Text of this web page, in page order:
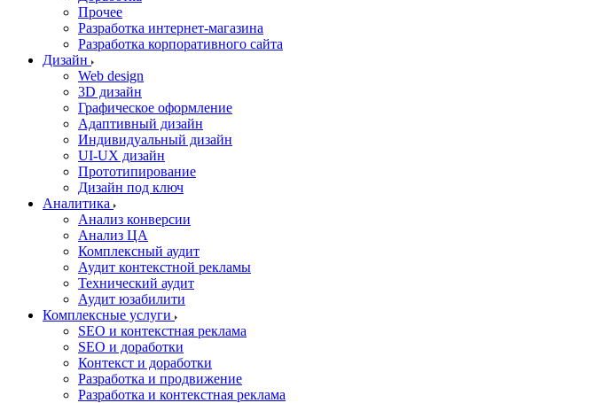
Прочее
Разработка интернет-магазина
Разработка корпоративного сайта
Дизайн
Web design
3D дизайн
Графическое оформление
Адаптивный дизайн
Индивидуальный дизайн
UI‑UX дизайн
Прототипирование
Дизайн под ключ
Аналитика
Анализ конверсии
Анализ ЦА
Комплексный аудит
Аудит контекстной рекламы
Технический аудит
Аудит юзабилити
Комплексные услуги
SEO и контекстная реклама
SEO и доработки
Контекст и доработки
Разработка и продвижение
Разработка и контекстная реклама